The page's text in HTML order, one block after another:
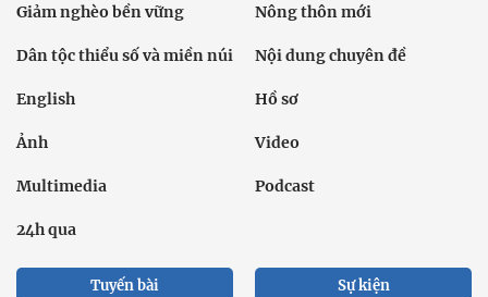
Giảm nghèo bền vững Nông thôn mới
Dân tộc thiểu số và miền núi Nội dung chuyên đề
English Hồ sơ
Ảnh Video
Multimedia Podcast
24h qua
Tuyến bài Sự kiện